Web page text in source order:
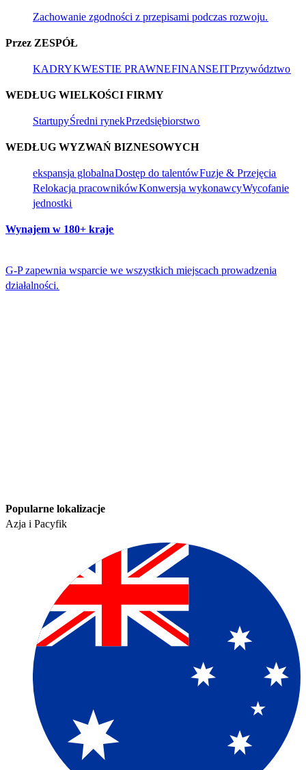
Zachowanie zgodności z przepisami podczas rozwoju.​​
Przez ZESPÓŁ​​
KADRY​​KWESTIE PRAWNE​​FINANSE​​IT​​Przywództwo​​
WEDŁUG WIELKOŚCI FIRMY​​
Startupy​​Średni rynek​​Przedsiębiorstwo​​
WEDŁUG WYZWAŃ BIZNESOWYCH​​
ekspansja globalna​​Dostęp do talentów​​Fuzje & Przejęcia​​
Relokacja pracowników​​Konwersja wykonawcy​​Wycofanie
jednostki​​
Wynajem w 180+ kraje​​
G-P zapewnia wsparcie we wszystkich miejscach prowadzenia
działalności.​​
Popularne lokalizacje​​
Azja i Pacyfik​​